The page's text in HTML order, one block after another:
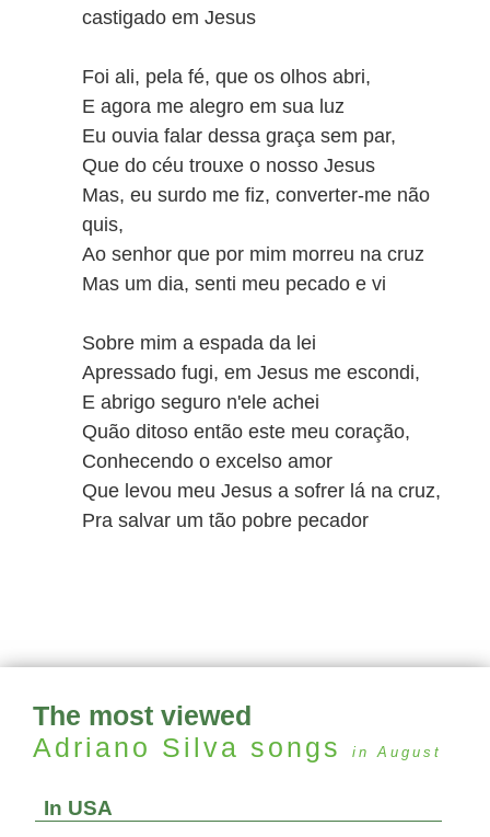
castigado em Jesus
Foi ali, pela fé, que os olhos abri,
E agora me alegro em sua luz
Eu ouvia falar dessa graça sem par,
Que do céu trouxe o nosso Jesus
Mas, eu surdo me fiz, converter-me não
quis,
Ao senhor que por mim morreu na cruz
Mas um dia, senti meu pecado e vi
Sobre mim a espada da lei
Apressado fugi, em Jesus me escondi,
E abrigo seguro n'ele achei
Quão ditoso então este meu coração,
Conhecendo o excelso amor
Que levou meu Jesus a sofrer lá na cruz,
Pra salvar um tão pobre pecador
The most viewed
Adriano Silva songs in August
In USA